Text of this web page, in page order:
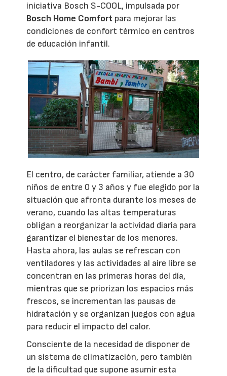
iniciativa Bosch S-COOL, impulsada por
Bosch Home Comfort para mejorar las
condiciones de confort térmico en centros
de educación infantil.
El centro, de carácter familiar, atiende a 30
niños de entre 0 y 3 años y fue elegido por la
situación que afronta durante los meses de
verano, cuando las altas temperaturas
obligan a reorganizar la actividad diaria para
garantizar el bienestar de los menores.
Hasta ahora, las aulas se refrescan con
ventiladores y las actividades al aire libre se
concentran en las primeras horas del día,
mientras que se priorizan los espacios más
frescos, se incrementan las pausas de
hidratación y se organizan juegos con agua
para reducir el impacto del calor.
Consciente de la necesidad de disponer de
un sistema de climatización, pero también
de la dificultad que supone asumir esta